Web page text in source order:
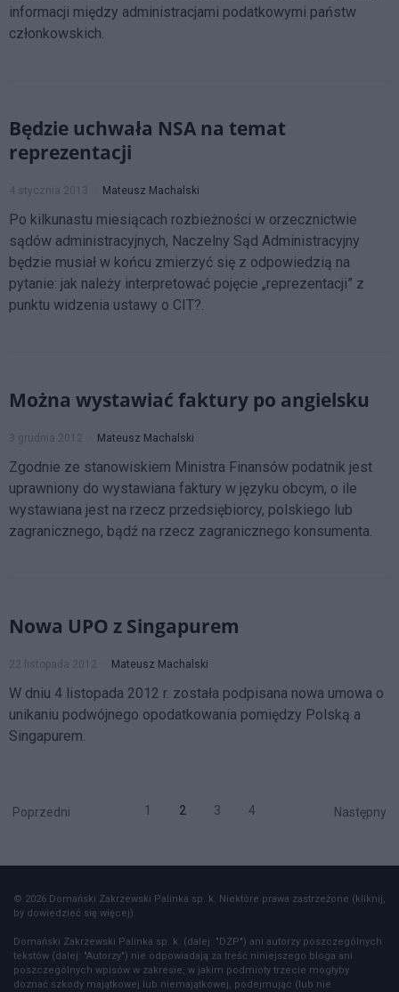
informacji między administracjami podatkowymi państw
członkowskich.
Będzie uchwała NSA na temat
reprezentacji
4 stycznia 2013 Mateusz Machalski
Po kilkunastu miesiącach rozbieżności w orzecznictwie
sądów administracyjnych, Naczelny Sąd Administracyjny
będzie musiał w końcu zmierzyć się z odpowiedzią na
pytanie: jak należy interpretować pojęcie „reprezentacji” z
punktu widzenia ustawy o CIT?.
Można wystawiać faktury po angielsku
3 grudnia 2012 Mateusz Machalski
Zgodnie ze stanowiskiem Ministra Finansów podatnik jest
uprawniony do wystawiana faktury w języku obcym, o ile
wystawiana jest na rzecz przedsiębiorcy, polskiego lub
zagranicznego, bądź na rzecz zagranicznego konsumenta.
Nowa UPO z Singapurem
22 listopada 2012 Mateusz Machalski
W dniu 4 listopada 2012 r. została podpisana nowa umowa o
unikaniu podwójnego opodatkowania pomiędzy Polską a
Singapurem.
Poprzedni 1 2 3 4 Następny
© 2026 Domański Zakrzewski Palinka sp. k. Niektóre prawa zastrzeżone (kliknij,
by dowiedzieć się więcej).
Domański Zakrzewski Palinka sp. k. (dalej: "DZP") ani autorzy poszczególnych
tekstów (dalej: "Autorzy") nie odpowiadają za treść niniejszego bloga ani
poszczególnych wpisów w zakresie, w jakim podmioty trzecie mogłyby
doznać szkody majątkowej lub niemajątkowej, podejmując (lub nie